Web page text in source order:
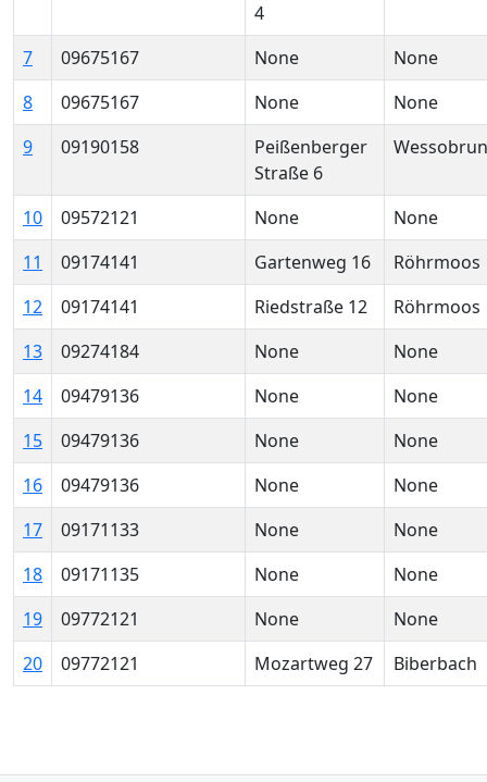
4
7 09675167 None
None
8
09675167 None
None
9
09190158
Peißenberger
Straße 6
10 09572121 None
None
11
09174141 Gartenweg 16
Röhrmoos
12
09174141 Riedstraße 12
Röhrmoos
13
09274184 None
None
14
09479136 None
None
15
09479136 None
None
16
09479136 None
None
17
09171133 None
None
18
09171135 None
None
19
09772121 None
None
20
09772121 Mozartweg 27 Biberbach